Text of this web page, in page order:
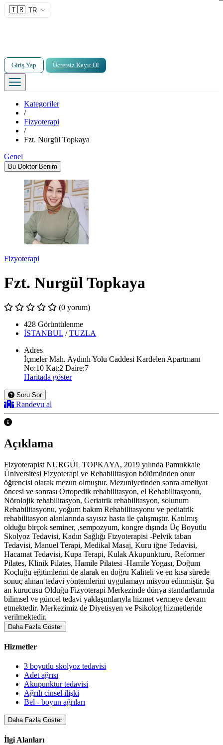
🇹🇷 TR
Giriş Yap Ücretsiz Kayıt Ol
Kategoriler
/
Fizyoterapi
/
Fzt. Nurgül Topkaya
Genel
Bu Doktor Benim
Fizyoterapi
Fzt. Nurgül Topkaya
(0 yorum)
428 Görüntülenme
İSTANBUL /TUZLA
Adres
İçmeler Mah. Aydınlı Yolu Caddesi Kardelen Apartmanı
No:10 Kat:2 Daire:7
Haritada göster
Soru Sor
Randevu al
Açıklama
Fizyoterapist NURGÜL TOPKAYA, 2019 yılında Pamukkale
Üniversitesi Fizyoterapi ve Rehabilitasyon bölümünden onur
öğrencisi olarak mezun olmuştur. Mezuniyetinden sonra ameliyat
öncesi ve sonrası Ortopedik rehabilitasyon, el Rehabilitasyonu,
Nörolojik rehabilitasyon, Geriatrik rehabilitasyon, solunum
Rehabilitasyonu, yoğum bakım Rehabilitasyonu ve pediatrik
rehabilitasyon alanlarında sayısız hasta ile çalışmıştır. Katılmış
olduğu birçok seminer, ,sempozyum, kongre dışında Üç Boyutlu
Skolyoz Tedavisi, Kadın Sağlığı Fizyoterapisi -Pelvik taban
Tedavisi, Manuel Terapi, Medikal Masaj, Kuru iğne Tedavisi,
Hacamat Tedavisi, Kupa Terapi, Kulak Akupunkturu, Reformer
Pilates, Klinik Pilates, Hamile Pilatesi -Hamile Yogası, Doğum
Koçluğu eğitimlerini de alarak en doğru Kaliteli ve en kısa sürede
sonuç alınan tedavi yöntemlerini uygulamayı misyon edinmiştir. Şu
an kurucusu Olduğu Fizyoterapi Merkezinde dünya standartlarında
bilimsel ve güncel tedavi yaklaşımlarıyla hizmet vermeye devam
etmektedir. Merkezimiz de Diyetisyen ve Psikolog hizmetleride
verilmektedir.
Daha Fazla Göster
Hizmetler
3 boyutlu skolyoz tedavisi
Adet ağrısı
Akupunktur tedavisi
Ağrılı cinsel ilişki
Bel - boyun ağrıları
Daha Fazla Göster
İlgi Alanları